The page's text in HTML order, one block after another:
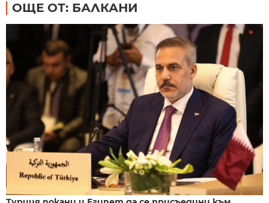
ОЩЕ ОТ: БАЛКАНИ